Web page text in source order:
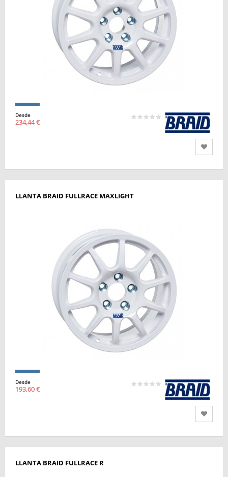
Desde
234,44 €
LLANTA BRAID FULLRACE MAXLIGHT
Desde
193,60 €
LLANTA BRAID FULLRACE R